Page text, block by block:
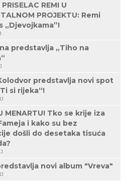
REMI U
PROJEKTU: Remi
„Djevojkama”!
predstavlja „Tiho na
predstavlja novi spot
si rijeka“!
MENARTU! Tko se krije iza
i kako su bez
došli do desetaka tisuća
novi album "Vreva"